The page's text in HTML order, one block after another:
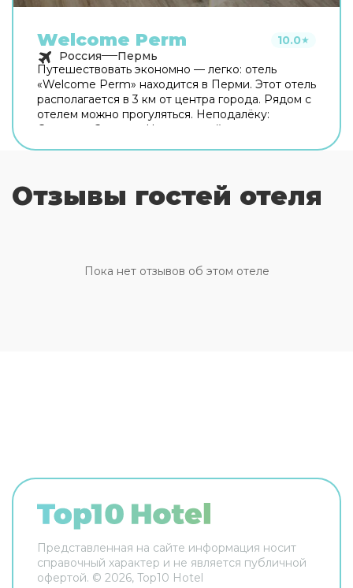
Welcome Perm 10.0★
Россия
Пермь
Путешествовать экономно — легко: отель
«Welcome Perm» находится в Перми. Этот отель
располагается в 3 км от центра города. Рядом с
отелем можно прогуляться. Неподалёку:
Стадион «Звезда», Центральный парк
Бесплатный Wi-Fi на территории поможет
всегда оставаться на связи. А ещё в
телевизор. Перечисленные услуги есть не во
всех номерах.
Отзывы гостей отеля
Пока нет отзывов об этом отеле
Представленная на сайте информация носит
справочный характер и не является публичной
офертой. © 2026, Top10 Hotel